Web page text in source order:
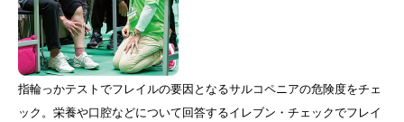
指輪っかテストでフレイルの要因となるサルコペニアの危険度をチェ
ック。栄養や口腔などについて回答するイレブン・チェックでフレイ